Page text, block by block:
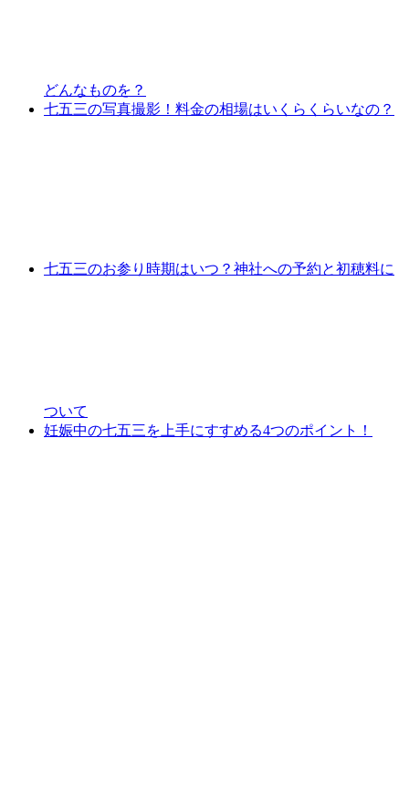
どんなものを？
七五三の写真撮影！料金の相場はいくらくらいなの？
七五三のお参り時期はいつ？神社への予約と初穂料に
ついて
妊娠中の七五三を上手にすすめる4つのポイント！